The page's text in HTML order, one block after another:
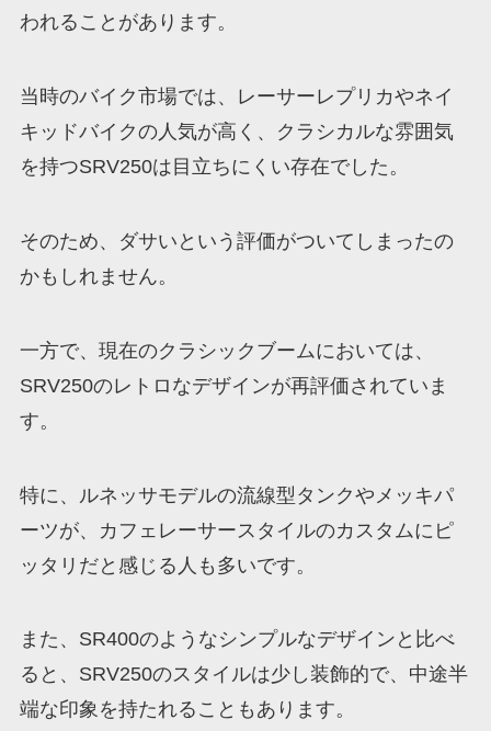
われることがあります。
当時のバイク市場では、レーサーレプリカやネイ
キッドバイクの人気が高く、クラシカルな雰囲気
を持つSRV250は目立ちにくい存在でした。
そのため、ダサいという評価がついてしまったの
かもしれません。
一方で、現在のクラシックブームにおいては、
SRV250のレトロなデザインが再評価されていま
す。
特に、ルネッサモデルの流線型タンクやメッキパ
ーツが、カフェレーサースタイルのカスタムにピ
ッタリだと感じる人も多いです。
また、SR400のようなシンプルなデザインと比べ
ると、SRV250のスタイルは少し装飾的で、中途半
端な印象を持たれることもあります。